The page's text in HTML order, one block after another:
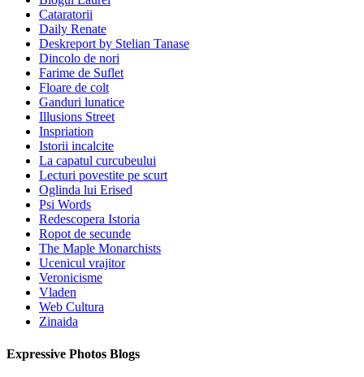
Cataratorii
Daily Renate
Deskreport by Stelian Tanase
Dincolo de nori
Farime de Suflet
Floare de colt
Ganduri lunatice
Illusions Street
Inspriation
Istorii incalcite
La capatul curcubeului
Lecturi povestite pe scurt
Oglinda lui Erised
Psi Words
Redescopera Istoria
Ropot de secunde
The Maple Monarchists
Ucenicul vrajitor
Veronicisme
Vladen
Web Cultura
Zinaida
Expressive Photos Blogs